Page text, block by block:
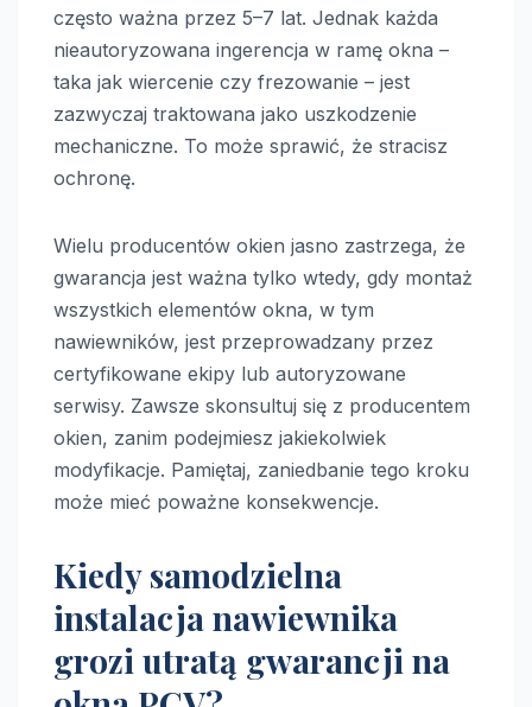
często ważna przez 5–7 lat. Jednak każda
nieautoryzowana ingerencja w ramę okna –
taka jak wiercenie czy frezowanie – jest
zazwyczaj traktowana jako uszkodzenie
mechaniczne. To może sprawić, że stracisz
ochronę.
Wielu producentów okien jasno zastrzega, że
gwarancja jest ważna tylko wtedy, gdy montaż
wszystkich elementów okna, w tym
nawiewników, jest przeprowadzany przez
certyfikowane ekipy lub autoryzowane
serwisy. Zawsze skonsultuj się z producentem
okien, zanim podejmiesz jakiekolwiek
modyfikacje. Pamiętaj, zaniedbanie tego kroku
może mieć poważne konsekwencje.
Kiedy samodzielna
instalacja nawiewnika
grozi utratą gwarancji na